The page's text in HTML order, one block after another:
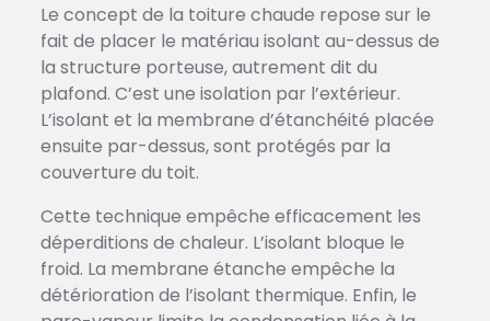
Le concept de la toiture chaude repose sur le
fait de placer le matériau isolant au-dessus de
la structure porteuse, autrement dit du
plafond. C’est une isolation par l’extérieur.
L’isolant et la membrane d’étanchéité placée
ensuite par-dessus, sont protégés par la
couverture du toit.
Cette technique empêche efficacement les
déperditions de chaleur. L’isolant bloque le
froid. La membrane étanche empêche la
détérioration de l’isolant thermique. Enfin, le